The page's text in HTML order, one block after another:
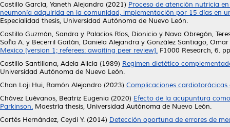
Castillo García, Yaneth Alejandra (2021) Proceso de atención nutricia
neumonía adquirida en la comunidad, implementación por 15 días en
Especialidad thesis, Universidad Autónoma de Nuevo León.
Castillo Guzmán, Sandra y Palacios Ríos, Dionicio y Nava Obregón,
Sofía A. y Becerril Gaitán, Daniela Alejandra y González Santiago, Omar
Mexico [version 1; referees: awaiting peer review]. F1000 Research, 6.
Castillo Santillana, Adela Alicia (1989) Regimen dietético
Universidad Autónoma de Nuevo León.
Chan Loji Hui, Ramón Alejandro (2023) Complicaciones
Chávez Luévanos, Beatriz Eugenia (2020) Efecto de la acupuntura
Parkinson. Maestría thesis, Universidad Autónoma de Nuevo León.
Cortés Hernández, Ceydi Y. (2014) Detección oportuna de errores de